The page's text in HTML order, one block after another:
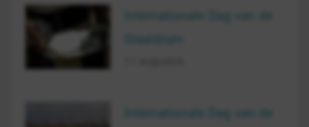
Internationale Dag van de
Internationale Dag van de